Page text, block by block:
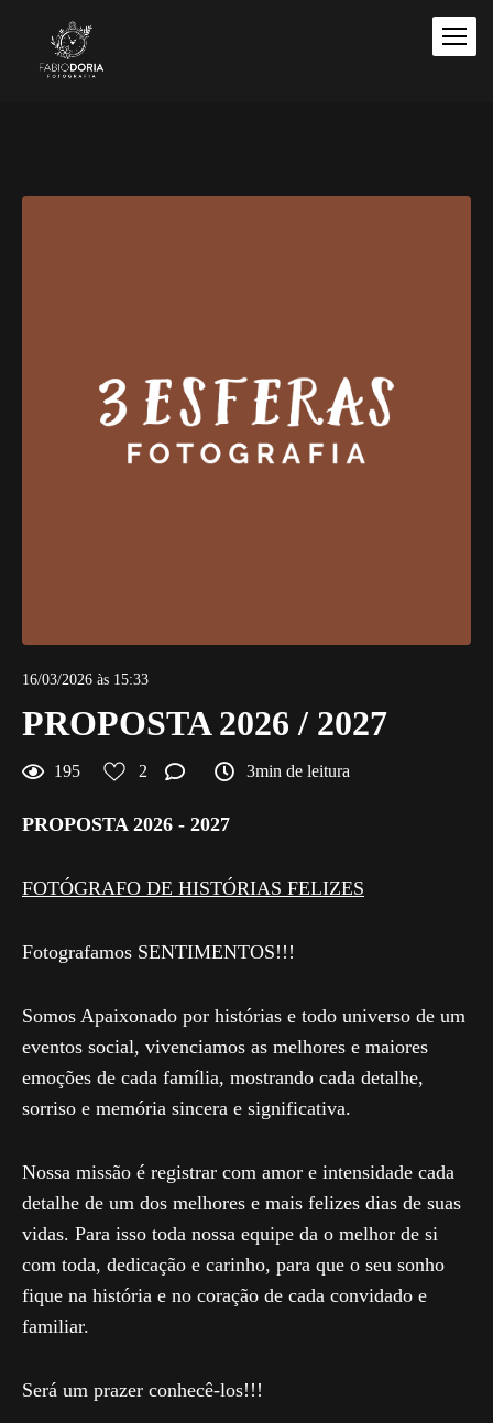
16/03/2026 às 15:33
PROPOSTA 2026 / 2027
195 2 3min de leitura
PROPOSTA 2026 - 2027
FOTÓGRAFO DE HISTÓRIAS FELIZES
Fotografamos SENTIMENTOS!!!
Somos Apaixonado por histórias e todo universo de um
eventos social, vivenciamos as melhores e maiores
emoções de cada família, mostrando cada detalhe,
sorriso e memória sincera e significativa.
Nossa missão é registrar com amor e intensidade cada
detalhe de um dos melhores e mais felizes dias de suas
vidas. Para isso toda nossa equipe da o melhor de si
com toda, dedicação e carinho, para que o seu sonho
fique na história e no coração de cada convidado e
familiar.
Será um prazer conhecê-los!!!